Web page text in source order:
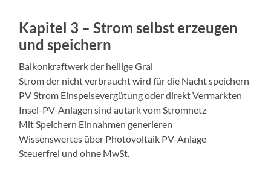
Kapitel 3 – Strom selbst erzeugen
und speichern
Balkonkraftwerk der heilige Gral
Strom der nicht verbraucht wird für die Nacht speichern
PV Strom Einspeisevergütung oder direkt Vermarkten
Insel-PV-Anlagen sind autark vom Stromnetz
Mit Speichern Einnahmen generieren
Wissenswertes über Photovoltaik PV-Anlage
Steuerfrei und ohne MwSt.